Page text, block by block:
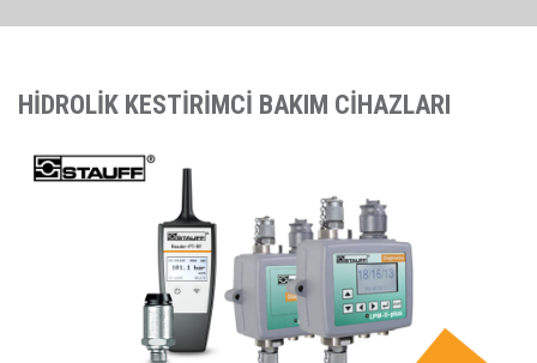
HİDROLİK KESTİRİMCİ BAKIM CİHAZLARI